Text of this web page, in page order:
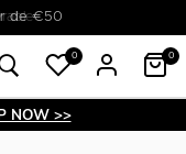
0 0
NOW >>